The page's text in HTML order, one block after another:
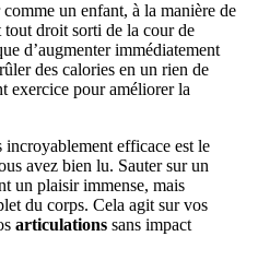
un enfant, à la manière de
tout droit sorti de la cour de
d’augmenter immédiatement
des calories en un rien de
exercice pour améliorer la
efficace est le
avez bien lu. Sauter sur un
un plaisir immense, mais
du corps. Cela agit sur vos
articulations sans impact